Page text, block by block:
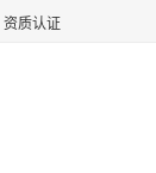
资质认证